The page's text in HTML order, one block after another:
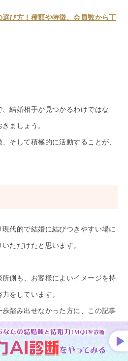
び方！種類や特徴、会員数から丁
結婚相手が見つかるわけではな
ましょう。
そして積極的に活動することが、
代的で結婚に結びつきやすい場に
ただけたと思います。
側も、お客様によいイメージを持
をしています。
踏み出せなかった方に、この記事
っていただけるとうれしいです。
あなたにとって、心強い味方にな